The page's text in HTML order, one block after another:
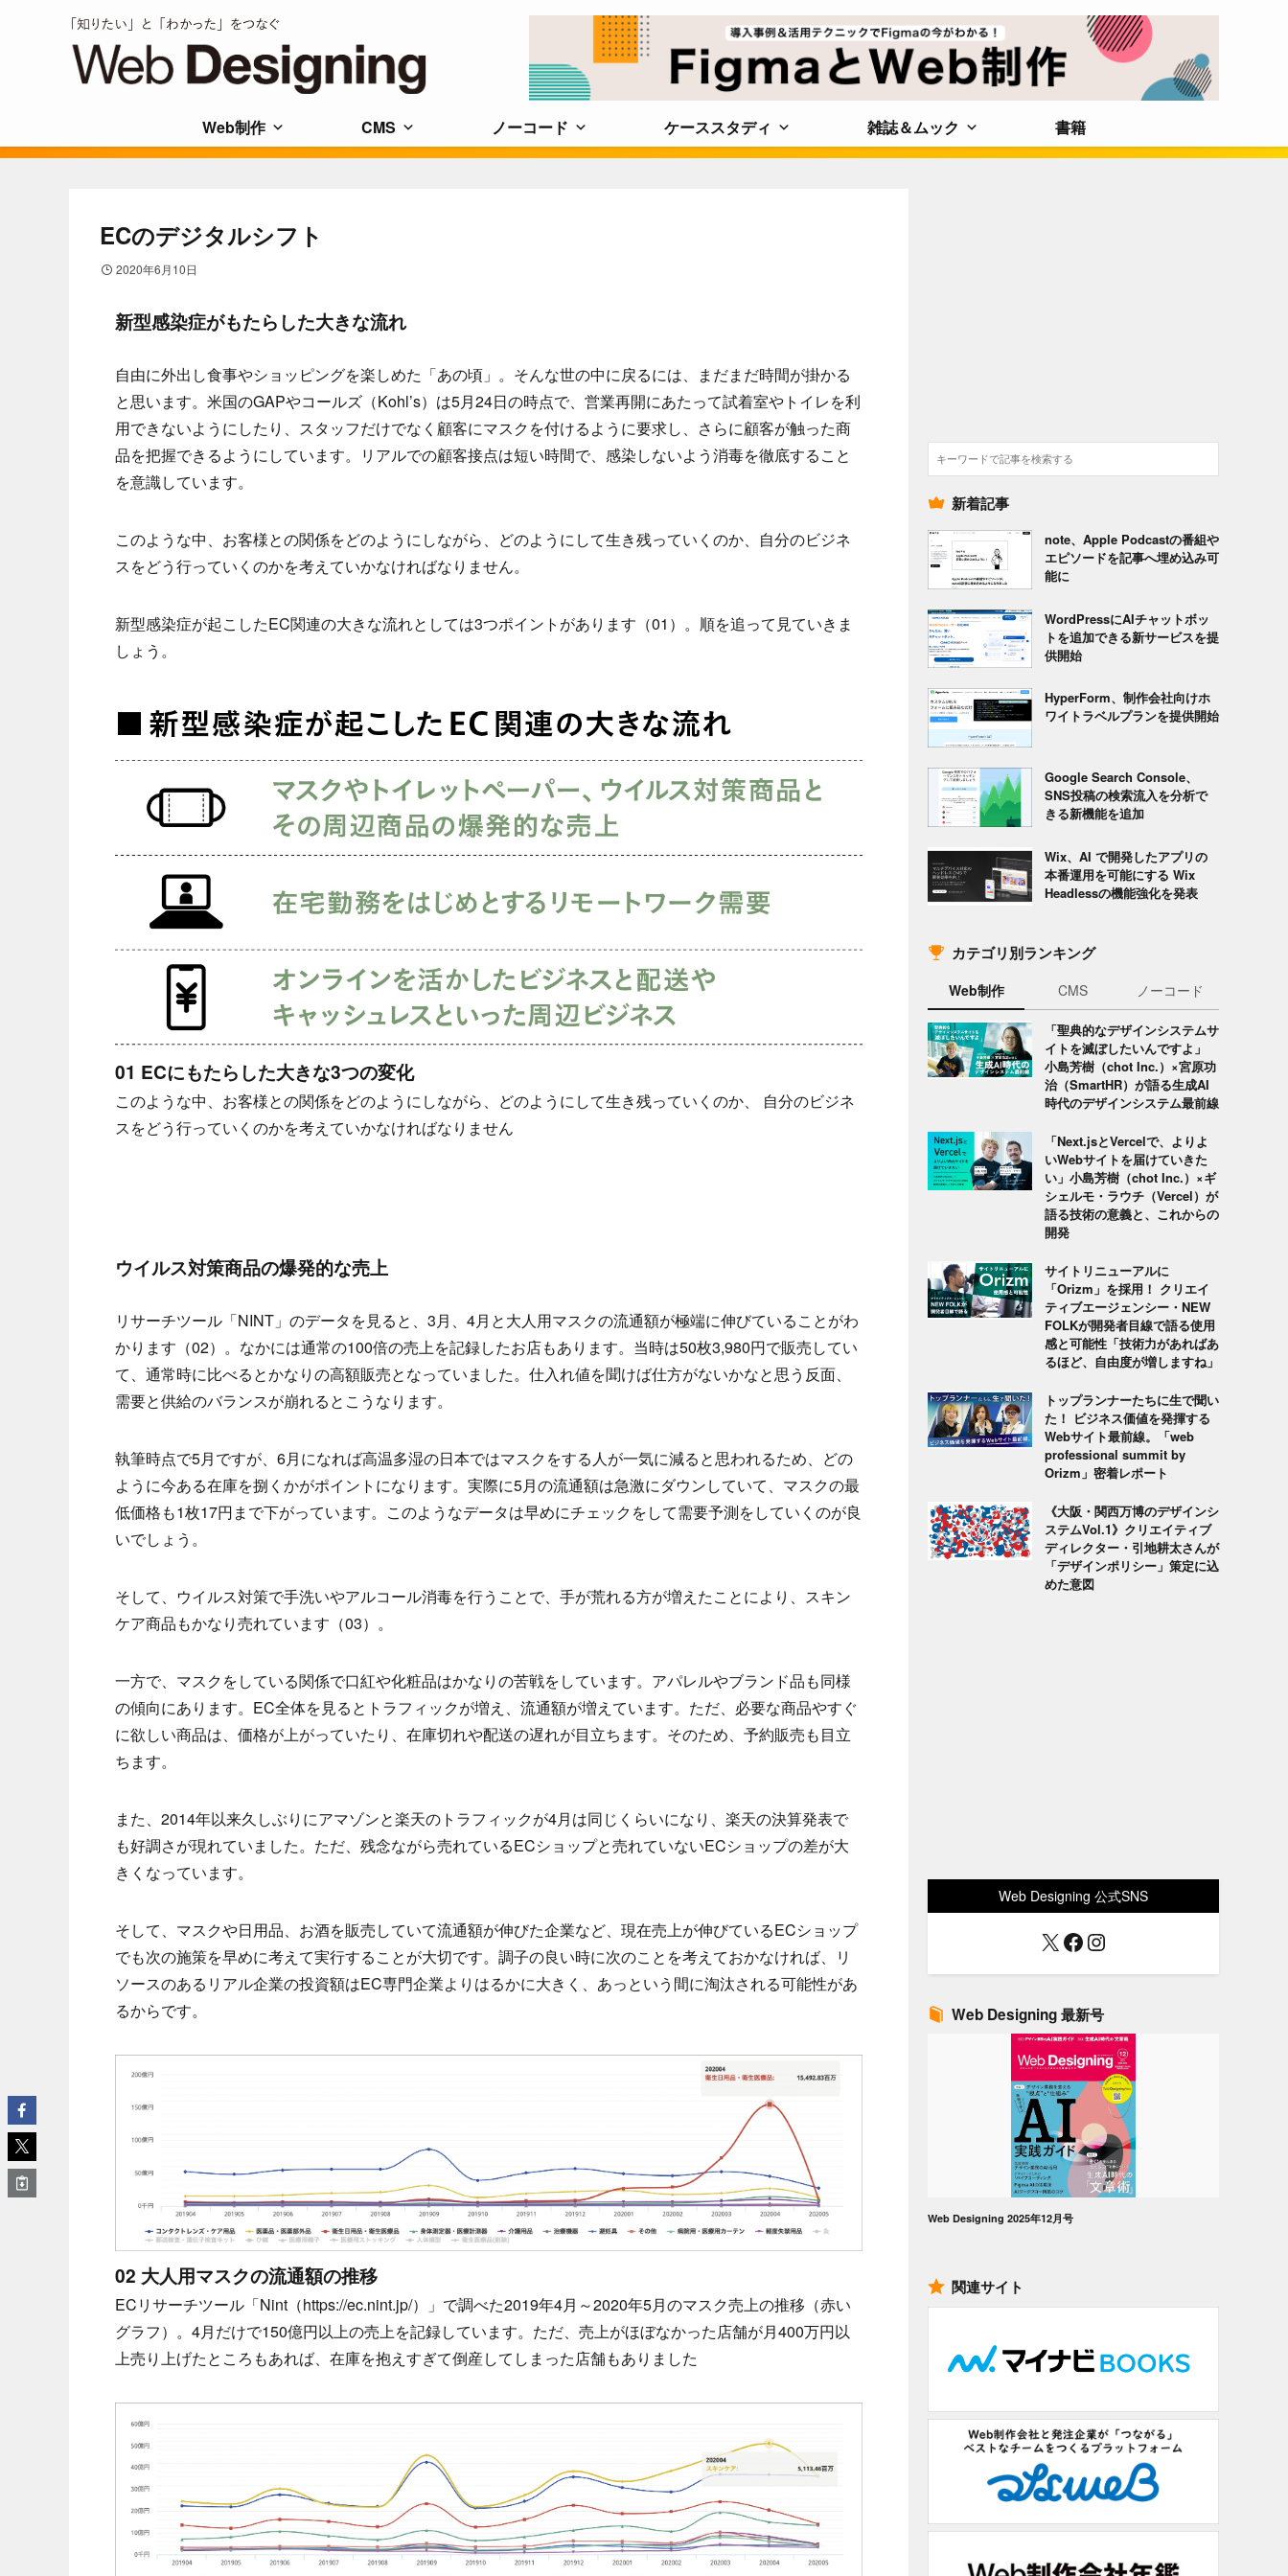
Web制作 CMS ノーコード ケーススタディ 雑誌＆ムック 書籍
ECのデジタルシフト
2020年6月10日
新型感染症がもたらした大きな流れ
自由に外出し食事やショッピングを楽しめた「あの頃」。そんな世の中に戻るには、まだまだ時間が掛かる
と思います。米国のGAPやコールズ（Kohl’s）は5月24日の時点で、営業再開にあたって試着室やトイレを利
用できないようにしたり、スタッフだけでなく顧客にマスクを付けるように要求し、さらに顧客が触った商
品を把握できるようにしています。リアルでの顧客接点は短い時間で、感染しないよう消毒を徹底すること
を意識しています。
このような中、お客様との関係をどのようにしながら、どのようにして生き残っていくのか、自分のビジネ
スをどう行っていくのかを考えていかなければなりません。
新型感染症が起こしたEC関連の大きな流れとしては3つポイントがあります（01）。順を追って見ていきま
しょう。
01 ECにもたらした大きな3つの変化
このような中、お客様との関係をどのようにしながら、どのようにして生き残っていくのか、 自分のビジネ
スをどう行っていくのかを考えていかなければなりません
ウイルス対策商品の爆発的な売上
リサーチツール「NINT」のデータを見ると、3月、4月と大人用マスクの流通額が極端に伸びていることがわ
かります（02）。なかには通常の100倍の売上を記録したお店もあります。当時は50枚3,980円で販売してい
て、通常時に比べるとかなりの高額販売となっていました。仕入れ値を聞けば仕方がないかなと思う反面、
需要と供給のバランスが崩れるとこうなります。
執筆時点で5月ですが、6月になれば高温多湿の日本ではマスクをする人が一気に減ると思われるため、どの
ように今ある在庫を捌くかがポイントになります。実際に5月の流通額は急激にダウンしていて、マスクの最
低価格も1枚17円まで下がっています。このようなデータは早めにチェックをして需要予測をしていくのが良
いでしょう。
そして、ウイルス対策で手洗いやアルコール消毒を行うことで、手が荒れる方が増えたことにより、スキン
ケア商品もかなり売れています（03）。
一方で、マスクをしている関係で口紅や化粧品はかなりの苦戦をしています。アパレルやブランド品も同様
の傾向にあります。EC全体を見るとトラフィックが増え、流通額が増えています。ただ、必要な商品やすぐ
に欲しい商品は、価格が上がっていたり、在庫切れや配送の遅れが目立ちます。そのため、予約販売も目立
ちます。
また、2014年以来久しぶりにアマゾンと楽天のトラフィックが4月は同じくらいになり、楽天の決算発表で
も好調さが現れていました。ただ、残念ながら売れているECショップと売れていないECショップの差が大
きくなっています。
そして、マスクや日用品、お酒を販売していて流通額が伸びた企業など、現在売上が伸びているECショップ
でも次の施策を早めに考えて実行することが大切です。調子の良い時に次のことを考えておかなければ、リ
ソースのあるリアル企業の投資額はEC専門企業よりはるかに大きく、あっという間に淘汰される可能性があ
るからです。
02 大人用マスクの流通額の推移
ECリサーチツール「Nint（https://ec.nint.jp/）」で調べた2019年4月～2020年5月のマスク売上の推移（赤い
グラフ）。4月だけで150億円以上の売上を記録しています。ただ、売上がほぼなかった店舗が月400万円以
上売り上げたところもあれば、在庫を抱えすぎて倒産してしまった店舗もありました
検
索
新着記事
note、Apple Podcastの番組や
エピソードを記事へ埋め込み可
能に
WordPressにAIチャットボッ
トを追加できる新サービスを提
供開始
HyperForm、制作会社向けホ
ワイトラベルプランを提供開始
Google Search Console、
SNS投稿の検索流入を分析で
きる新機能を追加
Wix、AI で開発したアプリの
本番運用を可能にする Wix
Headlessの機能強化を発表
カテゴリ別ランキング
Web制作 CMS ノーコード
「聖典的なデザインシステムサ
イトを滅ぼしたいんですよ」
小島芳樹（chot Inc.）×宮原功
治（SmartHR）が語る生成AI
時代のデザインシステム最前線
「Next.jsとVercelで、よりよ
いWebサイトを届けていきた
い」小島芳樹（chot Inc.）×ギ
シェルモ・ラウチ（Vercel）が
語る技術の意義と、これからの
開発
サイトリニューアルに
「Orizm」を採用！ クリエイ
ティブエージェンシー・NEW
FOLKが開発者目線で語る使用
感と可能性「技術力があればあ
るほど、自由度が増しますね」
トップランナーたちに生で聞い
た！ ビジネス価値を発揮する
Webサイト最前線。「web
professional summit by
Orizm」密着レポート
《大阪・関西万博のデザインシ
ステムVol.1》クリエイティブ
ディレクター・引地耕太さんが
「デザインポリシー」策定に込
めた意図
Web Designing 公式SNS
X Facebook
Instagram
Web Designing 最新号
Web Designing 2025年12月号
関連サイト